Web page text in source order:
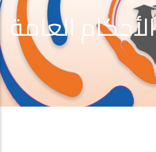
الأحكام العامة